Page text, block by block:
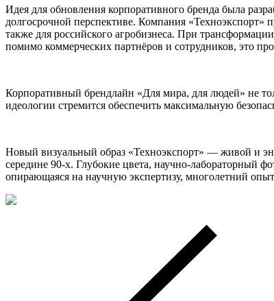
Идея для обновления корпоративного бренда была
долгосрочной перспективе. Компания «Техноэкспорт»
также для российского агробизнеса. При
помимо коммерческих партнёров и сотрудников, это
Корпоративный брендлайн «Для мира, для людей» не
идеологии стремится обеспечить максимальную
Новый визуальный образ «Техноэкспорт» — живой и
середине 90-х. Глубокие цвета, научно-лабораторный
опирающаяся на научную экспертизу, многолетний